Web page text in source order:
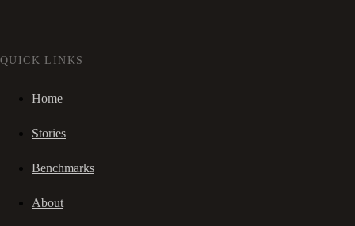
QUICK LINKS
Home
Stories
Benchmarks
About